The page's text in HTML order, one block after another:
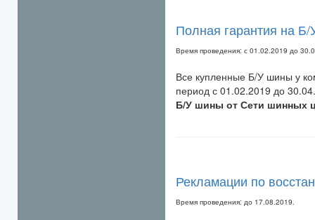
Полная гарантия на
Время проведения: с 01.02.2019 до
Все купленные Б/У шины у
период с 01.02.2019 до
Б/У шины от Сети шинных
Рекламации по
Время проведения: до 17.08.2019.